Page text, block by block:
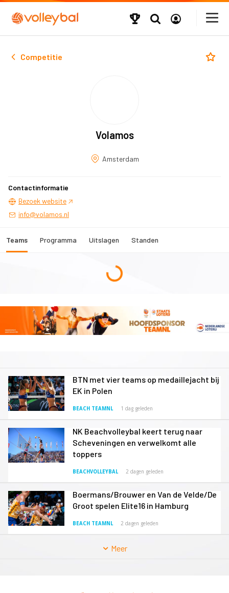
Competitie
Volamos
Amsterdam
Contactinformatie
Bezoek website
info@volamos.nl
Teams Programma Uitslagen Standen
BTN met vier teams op medaillejacht bij
EK in Polen
BEACH TEAMNL 1 dag geleden
NK Beachvolleybal keert terug naar
Scheveningen en verwelkomt alle
toppers
BEACHVOLLEYBAL 2 dagen geleden
Boermans/Brouwer en Van de Velde/De
Groot spelen Elite16 in Hamburg
BEACH TEAMNL 2 dagen geleden
Meer